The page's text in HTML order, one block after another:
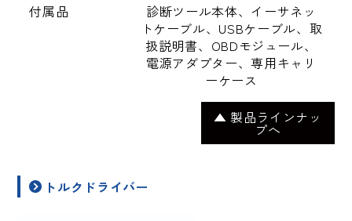
付属品
診断ツール本体、イーサネッ
トケーブル、USBケーブル、取
扱説明書、OBDモジュール、
電源アダプター、専用キャリ
ーケース
▲ 製品ラインナッ
プへ
トルクドライバー